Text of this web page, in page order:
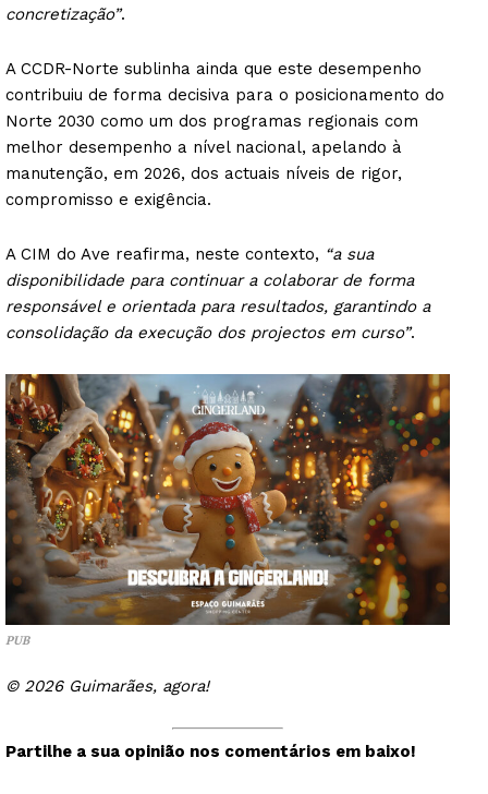
concretização”.
A CCDR-Norte sublinha ainda que este desempenho
contribuiu de forma decisiva para o posicionamento do
Norte 2030 como um dos programas regionais com
melhor desempenho a nível nacional, apelando à
manutenção, em 2026, dos actuais níveis de rigor,
compromisso e exigência.
A CIM do Ave reafirma, neste contexto, “a sua
disponibilidade para continuar a colaborar de forma
responsável e orientada para resultados, garantindo a
consolidação da execução dos projectos em curso”.
PUB
© 2026 Guimarães, agora!
Partilhe a sua opinião nos comentários em baixo!